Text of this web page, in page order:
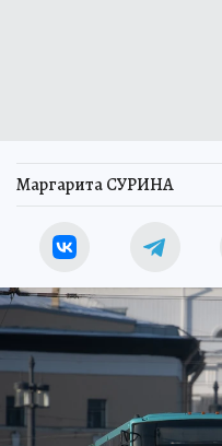
Маргарита СУРИНА